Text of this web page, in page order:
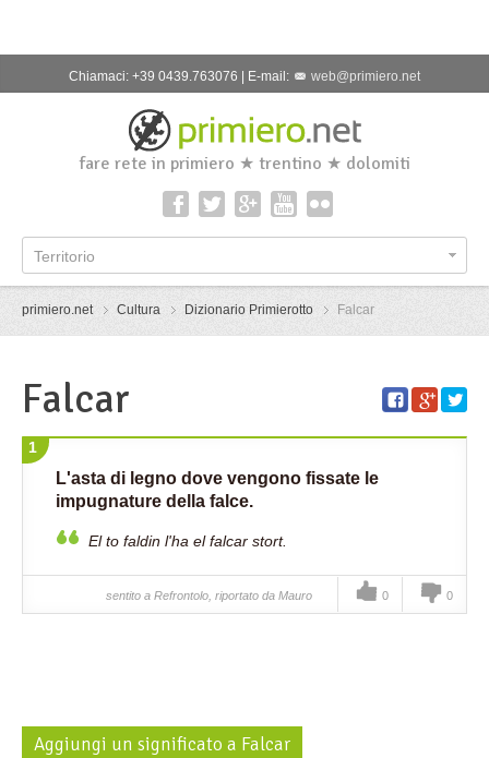
Chiamaci: +39 0439.763076 | E-mail: web@primiero.net
fare rete in primiero ★ trentino ★ dolomiti
Territorio
primiero.net Cultura Dizionario Primierotto Falcar
Falcar
1
L'asta di legno dove vengono fissate le
impugnature della falce.
El to faldin l'ha el falcar stort.
sentito a Refrontolo, riportato da Mauro 0 0
Aggiungi un significato a Falcar